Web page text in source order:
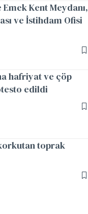
Emek Kent Meydanı,
ve İstihdam Ofisi
hafriyat ve çöp
edildi
toprak